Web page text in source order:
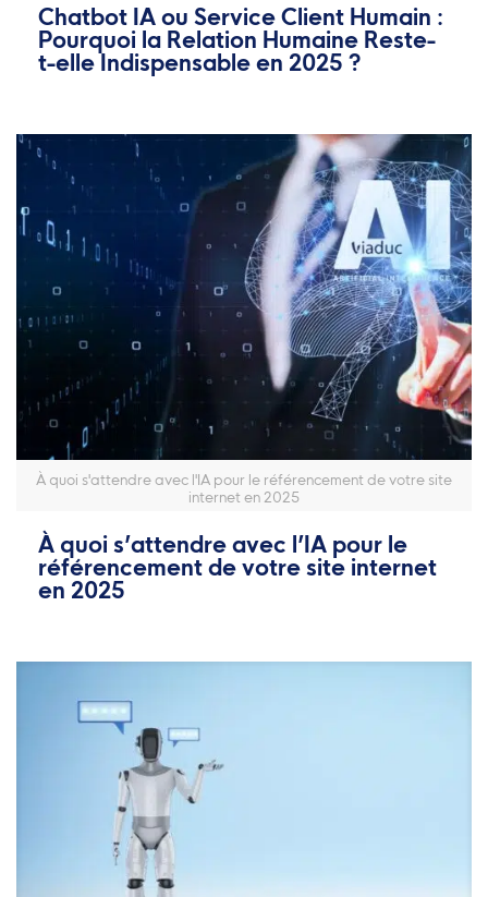
Chatbot IA ou Service Client Humain :
Pourquoi la Relation Humaine Reste-
t-elle Indispensable en 2025 ?
À quoi s'attendre avec l'IA pour le référencement de votre site
internet en 2025
À quoi s’attendre avec l’IA pour le
référencement de votre site internet
en 2025